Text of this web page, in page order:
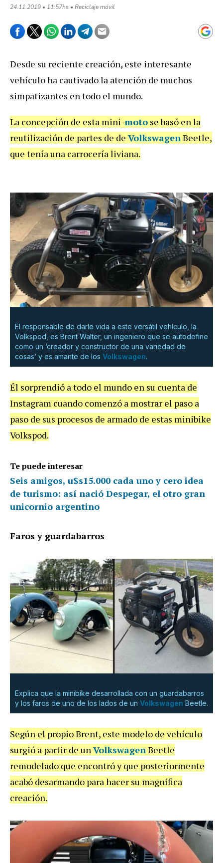
24.11.2019 • 11:57hs • Reciclaje móvil
Desde su reciente creación, este interesante
vehículo ha cautivado la atención de muchos
simpatizantes en todo el mundo.
La concepción de esta mini-moto se basó en la
reutilización de partes de de VolkswagenBeetle,
que tenía una carrocería liviana.
El responsable de darle vida a este versátil vehículo, la
Volkspod, es Brent Walter, un ingeniero que se autodefine
como un ‘creador y constructor de una variedad de
cosas’ y es amante de los Volkswagen.
Él sorprendió a todo el mundo en su cuenta de
Instagram cuando comenzó a mostrar el paso a
paso de sus procesos de armado de estas minibike
Volkspod.
Te puede interesar
Seis amigos, u$s15.000 cada uno y cero idea
de turismo: así nació Despegar, el otro gran
unicornio argentino
Faros y guardabarros
Explica que la minibike desarrollada con un guardabarros
y los faros de uno de los lados de un Volkswagen Beetle.
Según el propio Brent, este modelo de vehículo
surgió a partir de unVolkswagenBeetle
remodelado que encontró y que posteriormente
acabó desarmando para hacer su magnífica
creación.